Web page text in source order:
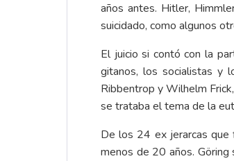
años antes. Hitler,
suicidado, como algunos
El juicio si contó con la
gitanos, los socialistas y
Ribbentrop y Wilhelm
se trataba el tema de la
De los 24 ex jerarcas que
menos de 20 años. Göring